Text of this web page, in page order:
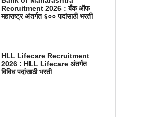
Recruitment 2026 : बँक ऑफ
महाराष्ट्र अंतर्गत ६०० पदांसाठी भरती
HLL Lifecare Recruitment
2026 : HLL Lifecare अंतर्गत
विविध पदांसाठी भरती